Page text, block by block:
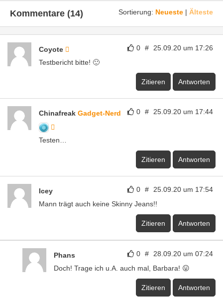
Sortierung: Neueste | Älteste
Kommentare (14)
0 # 25.09.20 um 17:26
Coyote
Testbericht bitte! 🙂
Zitieren Antworten
0 # 25.09.20 um 17:44
Chinafreak Gadget-Nerd
Testen…
Zitieren Antworten
0 # 25.09.20 um 17:54
Icey
Mann trägt auch keine Skinny Jeans!!
Zitieren Antworten
0 # 28.09.20 um 07:24
Phans
Doch! Trage ich u.A. auch mal, Barbara! 😛
Zitieren Antworten